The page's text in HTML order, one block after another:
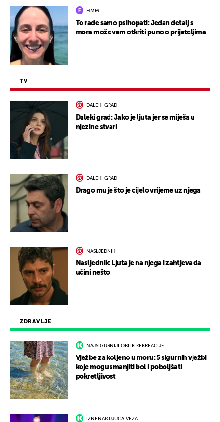
ZDRAVLJE
NAJSIGURNIJI OBLIK REKREACIJE
Vježbe za koljeno u moru: 5 sigurnih vježbi
koje mogu smanjiti bol i poboljšati
pokretljivost
IZNENAĐUJUĆA VEZA
HMM…
To rade samo psihopati: Jedan detalj s
mora može vam otkriti puno o prijateljima
TV
DALEKI GRAD
Daleki grad: Jako je ljuta jer se miješa u
njezine stvari
DALEKI GRAD
Drago mu je što je cijelo vrijeme uz njega
NASLJEDNIK
Nasljednik: Ljuta je na njega i zahtjeva da
učini nešto